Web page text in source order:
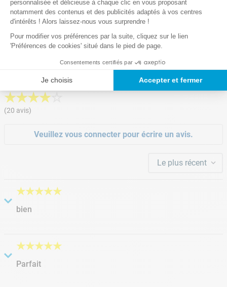
Notre satisfaction, la votre
Avis clients
★★★★☆
4.95/5
(20 avis)
Veuillez vous connecter pour écrire un avis.
Le plus récent
★★★★★
bien
rien a dire,produit conforme
★★★★★
Parfait
personnalisée et délicieuse à chaque clic en vous proposant
notamment des contenus et des publicités adaptés à vos centres
d'intérêts ! Alors laissez-nous vous surprendre !
Pour modifier vos préférences par la suite, cliquez sur le lien
'Préférences de cookies' situé dans le pied de page.
Consentements certifiés par
Je choisis Accepter et fermer